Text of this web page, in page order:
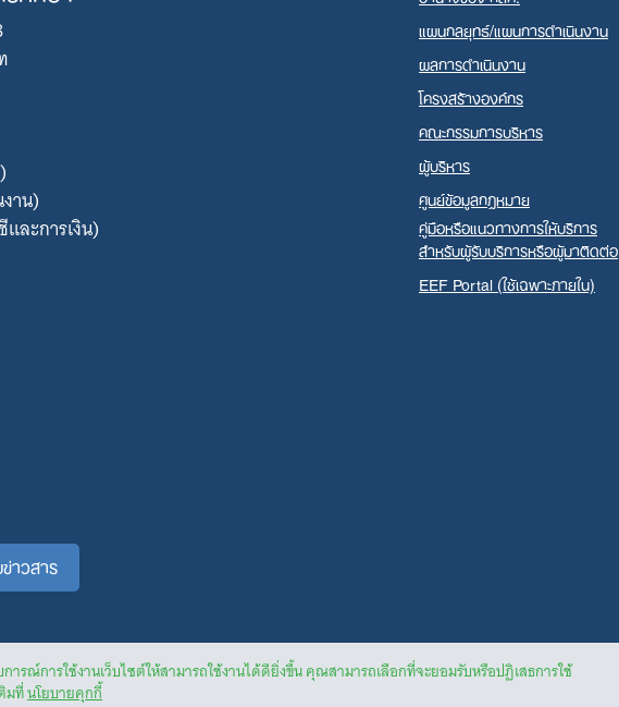
การณ์การใช้งานเว็บไซต์ให้สามารถใช้งานได้ดียิ่งขึ้น คุณสามารถเลือกที่จะยอมรับหรือปฏิเสธการใช้
มที่นโยบายคุกกี้
าน)
ละการเงิน)
แผนกลยุทธ์/แผนการดำเนินงาน
ผลการดำเนินงาน
โครงสร้างองค์กร
คณะกรรมการบริหาร
ผู้บริหาร
ศูนย์ข้อมูลกฎหมาย
คู่มือหรือแนวทางการให้บริการ
สำหรับผู้รับบริการหรือผู้มาติดต่อ
EEF Portal (ใช้เฉพาะภายใน)